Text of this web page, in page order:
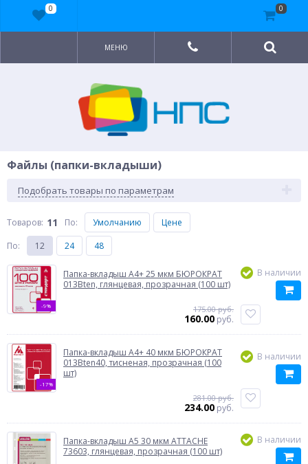
МЕНЮ
Файлы (папки-вкладыши)
Подобрать товары по параметрам
Товаров: 11 По: Умолчанию
Цене
По: 12 24 48
-9%
Папка-вкладыш A4+ 25 мкм БЮРОКРАТ
013Bten, глянцевая, прозрачная (100 шт)
175.00 руб.
160.00 руб.
В наличии
-17%
Папка-вкладыш A4+ 40 мкм БЮРОКРАТ
013Bten40, тисненая, прозрачная (100
шт)
281.00 руб.
234.00 руб.
В наличии
Папка-вкладыш A5 30 мкм ATTACHE
73603, глянцевая, прозрачная (100 шт)
В наличии
0 0